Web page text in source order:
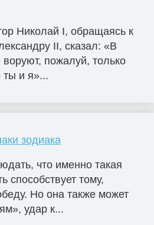
Николай I, обращаясь к
II, сказал: «В
пожалуй, только
ты и я»...
зодиака
что именно такая
способствует тому,
Но она также может
удар к...